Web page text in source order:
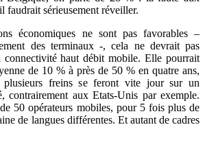
faudrait sérieusement réveiller.
économiques ne sont pas favorables –
des terminaux -, cela ne devrait pas
connectivité haut débit mobile. Elle pourrait
de 10 % à près de 50 % en quatre ans,
plusieurs freins se feront vite jour sur un
contrairement aux Etats-Unis par exemple.
50 opérateurs mobiles, pour 5 fois plus de
de langues différentes. Et autant de cadres